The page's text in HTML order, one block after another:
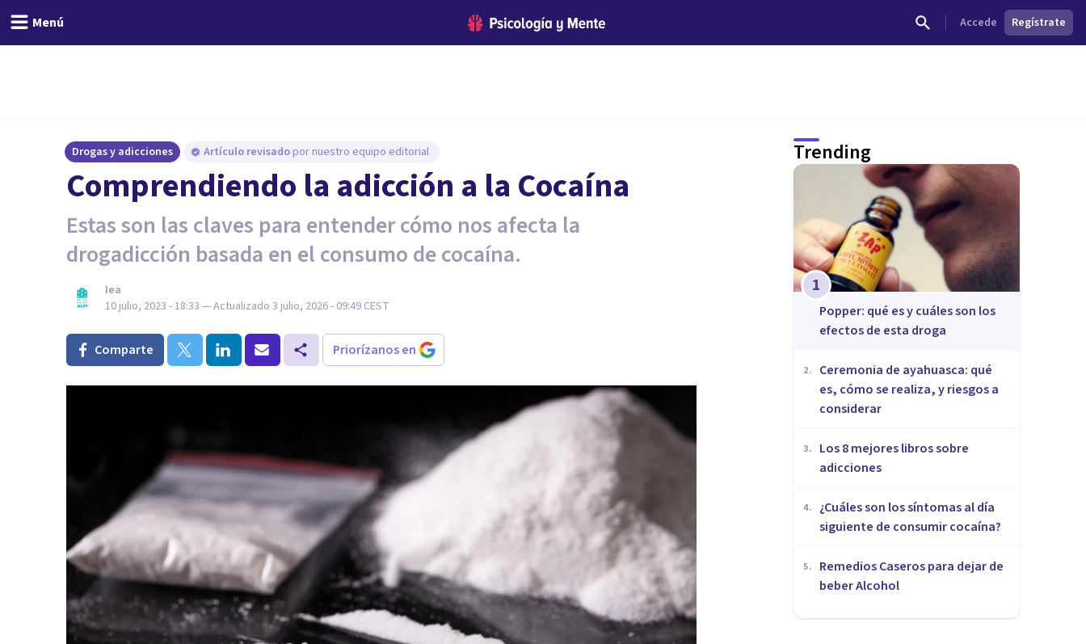
Menú Accede Regístrate
Drogas y adicciones Artículo revisado por nuestro equipo editorial
Comprendiendo la adicción a la Cocaína
Estas son las claves para entender cómo nos afecta la
drogadicción basada en el consumo de cocaína.
Iea
10 julio, 2023 - 18:33 — Actualizado 3 julio, 2026 - 09:49 CEST
Comparte Priorízanos en
Trending
1
Popper: qué es y cuáles son los
efectos de esta droga
2.
Ceremonia de ayahuasca: qué
es, cómo se realiza, y riesgos a
considerar
3.
Los 8 mejores libros sobre
adicciones
4.
¿Cuáles son los síntomas al día
siguiente de consumir cocaína?
5.
Remedios Caseros para dejar de
beber Alcohol